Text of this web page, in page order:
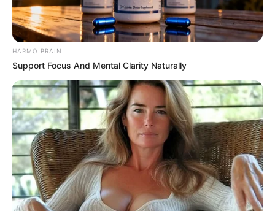
HARMO BRAIN
Support Focus And Mental Clarity Naturally